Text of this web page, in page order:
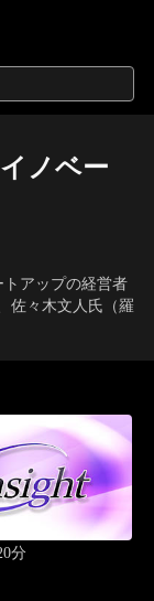
ノベー
トアップの経営者
佐々木文人氏（羅
分